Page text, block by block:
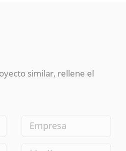
similar, rellene el